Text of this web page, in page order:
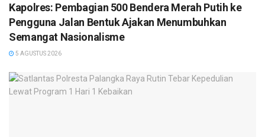
Undang RI nomor 35 tahun 2009 tentang narkotika,” ungkap
Wakapolres Seruyan Mewakili Kapolres Seruyan AKBP
Bayu Wicaksono, S.H., S.I.K., M.Si.
Pemusnahan itu dilakukan dengan cara menggunting dari
plastiknya kemudian dimasukan ke dalam ember yang telah
Kapolres: Pembagian 500 Bendera Merah Putih ke
Pengguna Jalan Bentuk Ajakan Menumbuhkan
Semangat Nasionalisme
5 AGUSTUS 2026